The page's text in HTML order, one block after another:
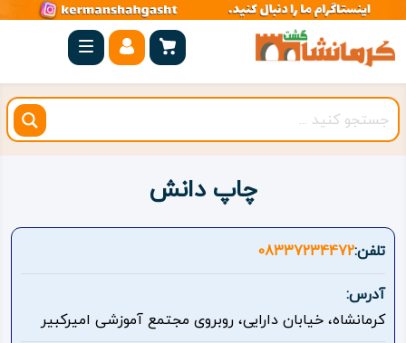
صفحه
اصلی
کرمانشاه
شهرستان
بیستون
روستاهای
هدف
چاپ دانش
تلفن:08337234472
آدرس:
کرمانشاه، خیابان دارایی، روبروی مجتمع آموزشی امیرکبیر